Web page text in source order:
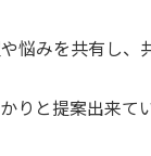
悩みを共有し、
りと提案出来て